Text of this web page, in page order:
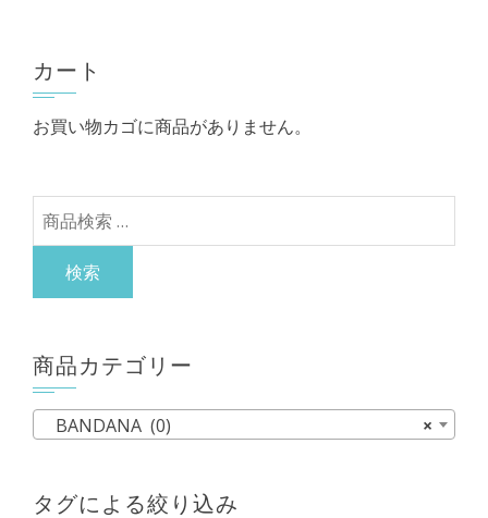
カート
お買い物カゴに商品がありません。
検
索
象:
検索
商品カテゴリー
×
BANDANA (0)
タグによる絞り込み